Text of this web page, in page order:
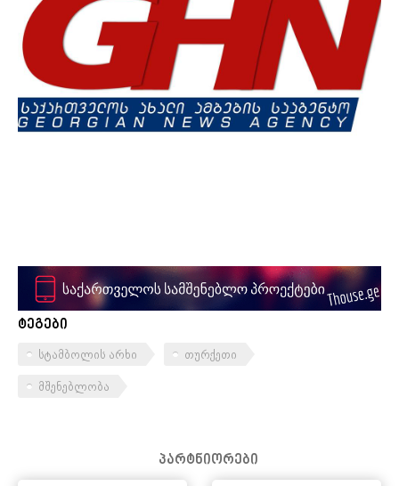
ტეგები
სტამბოლის არხი თურქეთი
მშენებლობა
პარტნიორები